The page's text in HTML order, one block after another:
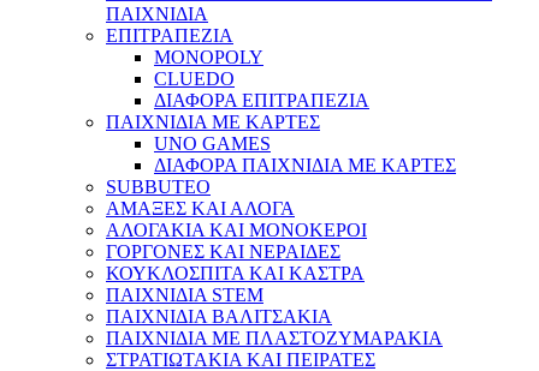
ΠΑΙΧΝΙΔΙΑ
ΕΠΙΤΡΑΠΕΖΙΑ
MONOPOLY
CLUEDO
ΔΙΑΦΟΡΑ ΕΠΙΤΡΑΠΕΖΙΑ
ΠΑΙΧΝΙΔΙΑ ΜΕ ΚΑΡΤΕΣ
UNO GAMES
ΔΙΑΦΟΡΑ ΠΑΙΧΝΙΔΙΑ ΜΕ ΚΑΡΤΕΣ
SUBBUTEO
ΑΜΑΞΕΣ ΚΑΙ ΑΛΟΓΑ
ΑΛΟΓΑΚΙΑ ΚΑΙ ΜΟΝΟΚΕΡΟΙ
ΓΟΡΓΟΝΕΣ ΚΑΙ ΝΕΡΑΙΔΕΣ
ΚΟΥΚΛΟΣΠΙΤΑ ΚΑΙ ΚΑΣΤΡΑ
ΠΑΙΧΝΙΔΙΑ STEM
ΠΑΙΧΝΙΔΙΑ ΒΑΛΙΤΣΑΚΙΑ
ΠΑΙΧΝΙΔΙΑ ΜΕ ΠΛΑΣΤΟΖΥΜΑΡΑΚΙΑ
ΣΤΡΑΤΙΩΤΑΚΙΑ ΚΑΙ ΠΕΙΡΑΤΕΣ